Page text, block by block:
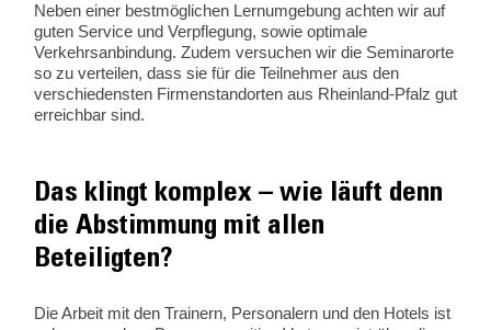
Neben einer bestmöglichen Lernumgebung achten wir auf
guten Service und Verpflegung, sowie optimale
Verkehrsanbindung. Zudem versuchen wir die Seminarorte
so zu verteilen, dass sie für die Teilnehmer aus den
verschiedensten Firmenstandorten aus Rheinland-Pfalz gut
erreichbar sind.
Das klingt komplex – wie läuft denn
die Abstimmung mit allen
Beteiligten?
Die Arbeit mit den Trainern, Personalern und den Hotels ist